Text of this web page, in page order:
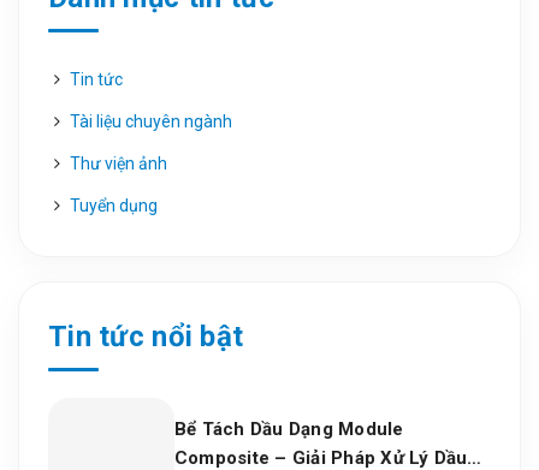
Tin tức
Tài liệu chuyên ngành
Thư viện ảnh
Tuyển dụng
Tin tức nổi bật
Bể Tách Dầu Dạng Module
Composite – Giải Pháp Xử Lý Dầu